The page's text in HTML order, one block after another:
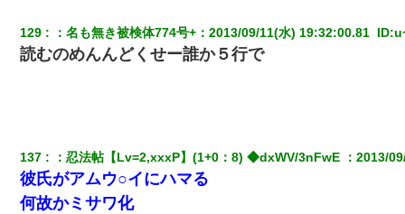
129 ：名も無き被検体774号+ ：2013/09/11(水) 19:32:00.81 ID:
読むのめんんどくせー誰か５行で
137 ：忍法帖【Lv=2,xxxP】(1+0：8) ◆dxWV/3nFwE ：2013/
彼氏がアムウ○イにハマる
何故かミサワ化